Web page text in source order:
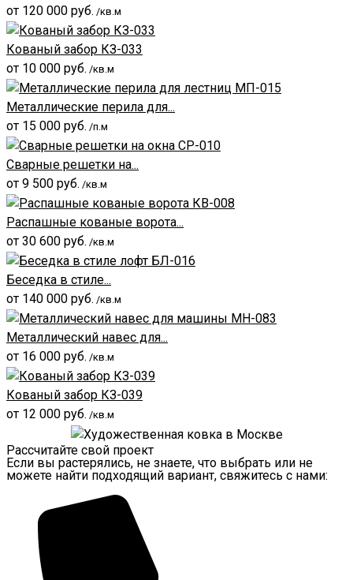
от 120 000 руб. /кв.м
Кованый забор КЗ-033
от 10 000 руб. /кв.м
Металлические перила для...
от 15 000 руб. /п.м
Сварные решетки на...
от 9 500 руб. /кв.м
Распашные кованые ворота...
от 30 600 руб. /кв.м
Беседка в стиле...
от 140 000 руб. /кв.м
Металлический навес для...
от 16 000 руб. /кв.м
Кованый забор КЗ-039
от 12 000 руб. /кв.м
Рассчитайте свой проект
Если вы растерялись, не знаете, что выбрать или не
можете найти подходящий вариант, свяжитесь с нами: